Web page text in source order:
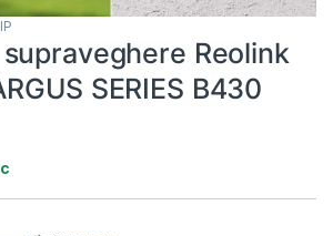
Reolink
SERIES B430